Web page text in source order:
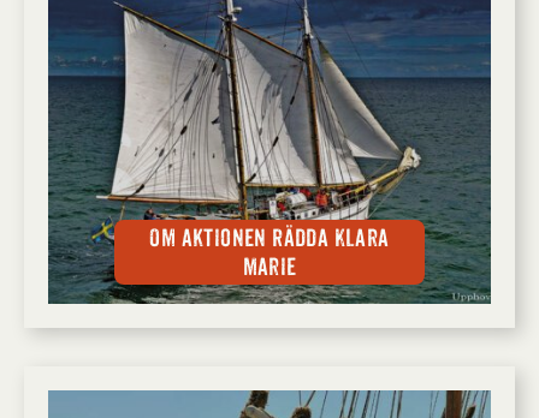
Om aktionen Rädda Klara
Marie